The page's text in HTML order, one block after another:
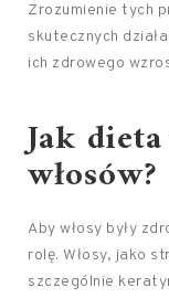
Zrozumienie tych
skutecznych
ich zdrowego
Jak
włosów?
Aby włosy były
rolę. Włosy, jako
szczególnie